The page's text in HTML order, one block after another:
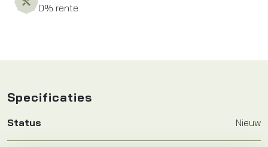
0% rente
Specificaties
Status Nieuw